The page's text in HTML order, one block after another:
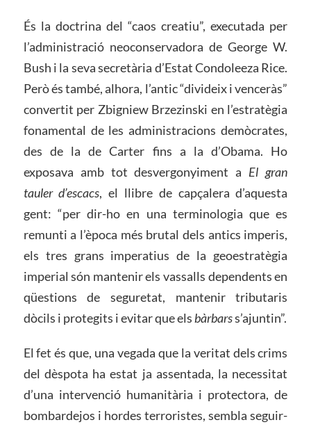
És la doctrina del “caos creatiu”, executada per
l’administració neoconservadora de George W.
Bush i la seva secretària d’Estat Condoleeza Rice.
Però és també, alhora, l’antic “divideix i venceràs”
convertit per Zbigniew Brzezinski en l’estratègia
fonamental de les administracions demòcrates,
des de la de Carter fins a la d’Obama. Ho
exposava amb tot desvergonyiment a El gran
tauler d’escacs, el llibre de capçalera d’aquesta
gent: “per dir-ho en una terminologia que es
remunti a l’època més brutal dels antics imperis,
els tres grans imperatius de la geoestratègia
imperial són mantenir els vassalls dependents en
qüestions de seguretat, mantenir tributaris
dòcils i protegits i evitar que els bàrbarss’ajuntin”.
El fet és que, una vegada que la veritat dels crims
del dèspota ha estat ja assentada, la necessitat
d’una intervenció humanitària i protectora, de
bombardejos i hordes terroristes, sembla seguir-